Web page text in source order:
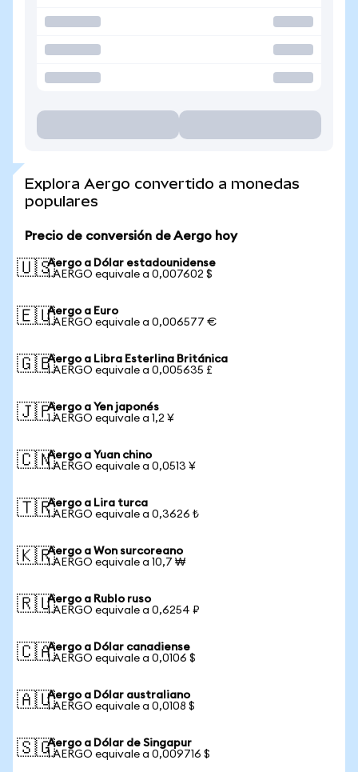
Explora Aergo convertido a monedas
populares
Precio de conversión de Aergo hoy
🇺🇸Aergo a Dólar estadounidense
1 AERGO equivale a 0,007602 $
🇪🇺Aergo a Euro
1 AERGO equivale a 0,006577 €
🇬🇧Aergo a Libra Esterlina Británica
1 AERGO equivale a 0,005635 £
🇯🇵Aergo a Yen japonés
1 AERGO equivale a 1,2 ¥
🇨🇳Aergo a Yuan chino
1 AERGO equivale a 0,0513 ¥
🇹🇷Aergo a Lira turca
1 AERGO equivale a 0,3626 ₺
🇰🇷Aergo a Won surcoreano
1 AERGO equivale a 10,7 ₩
🇷🇺Aergo a Rublo ruso
1 AERGO equivale a 0,6254 ₽
🇨🇦Aergo a Dólar canadiense
1 AERGO equivale a 0,0106 $
🇦🇺Aergo a Dólar australiano
1 AERGO equivale a 0,0108 $
🇸🇬Aergo a Dólar de Singapur
1 AERGO equivale a 0,009716 $